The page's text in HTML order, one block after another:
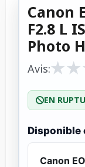
Canon
F2.8 L
Photo
Avis:★
★★
★
EN
Disponible
Canon